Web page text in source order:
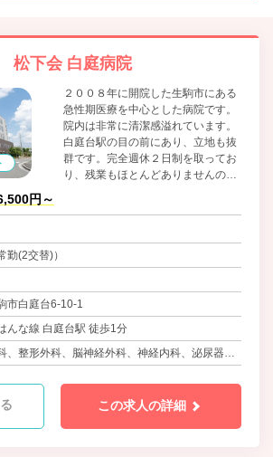
松下会 白庭病院
２００８年に開院した生駒市にある
急性期医療を中心とした病院です。
院内は非常に清潔感溢れています。
白庭台駅の目の前にあり、立地も抜
群です。完全週休２日制を取ってお
り、残業もほとんどありませんので
円～
勤(2交替)）
市白庭台6-10-1
んな線 白庭台駅 徒歩1分
、整形外科、脳神経外科、神経内科、泌尿器
この求人の詳細